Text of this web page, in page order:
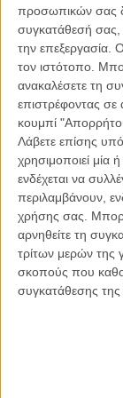
προσωπικών σας
συγκατάθεσή σας,
την επεξεργασία.
τον ιστότοπο.
ανακαλέσετε τη
επιστρέφοντας σε
κουμπί
Λάβετε επίσης
χρησιμοποιεί μία
ενδέχεται να
περιλαμβάνουν,
χρήσης σας.
αρνηθείτε τη
τρίτων μερών της
σκοπούς που
συγκατάθεσης της
Oπως δεν έγραψε
Καλύτερης Ταινίας
του για Οσκαρ
«BlackKklansman».
και την οσκαρική
για το «Κάνε το
1998 [στην
του «4 Little Girls»].
Οσκαρ πριν από
αγαλματάκι. Και το
δεν χρειάζονται